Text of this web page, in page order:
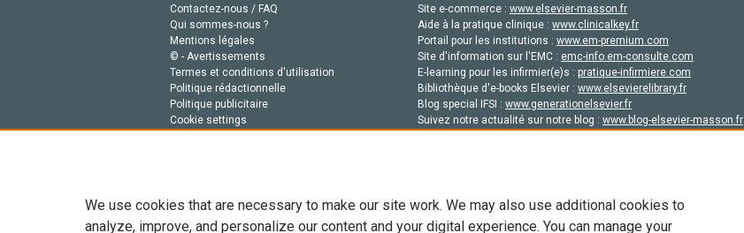
Contactez-nous / FAQ
Qui sommes-nous ?
Mentions légales
© - Avertissements
Termes et conditions d'utilisation
Politique rédactionnelle
Politique publicitaire
Cookie settings
Site e-commerce : www.elsevier-masson.fr
Aide à la pratique clinique : www.clinicalkey.fr
Portail pour les institutions : www.em-premium.com
Site d'information sur l'EMC : emc-info.em-consulte.com
E-learning pour les infirmier(e)s : pratique-infirmiere.com
Bibliothèque d'e-books Elsevier : www.elsevierelibrary.fr
Blog special IFSI : www.generationelsevier.fr
Suivez notre actualité sur notre blog : www.blog-elsevier-masson.fr
We use cookies that are necessary to make our site work. We may also use additional cookies to
analyze, improve, and personalize our content and your digital experience. You can manage your